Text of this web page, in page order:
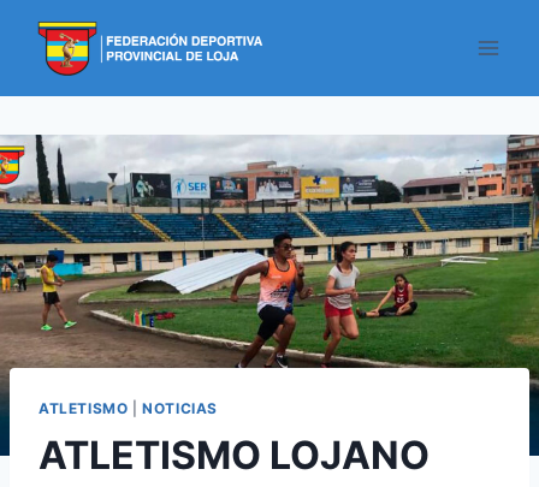
ATLETISMO |NOTICIAS
ATLETISMO LOJANO